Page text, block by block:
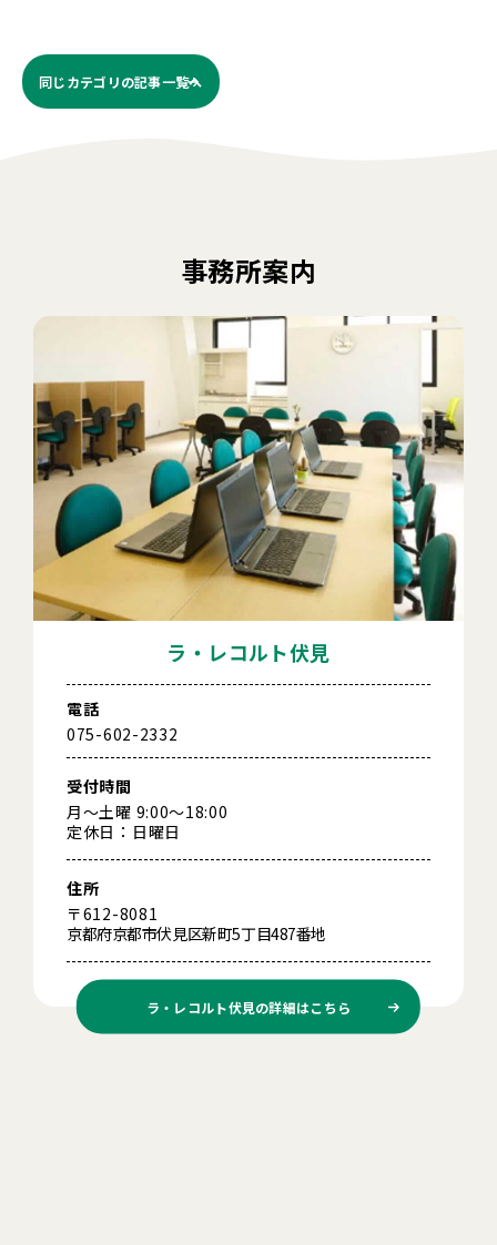
同じカテゴリの記事⼀覧へ
事務所案内
ラ・レコルト伏見
電話
075-602-2332
受付時間
月～土曜 9:00～18:00
定休日：日曜日
住所
〒612-8081
京都府京都市伏見区新町5丁目487番地
ラ・レコルト伏見の詳細はこちら